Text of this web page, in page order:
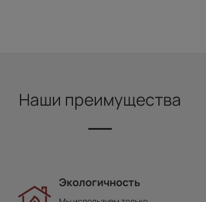
Наши преимущества
Экологичность